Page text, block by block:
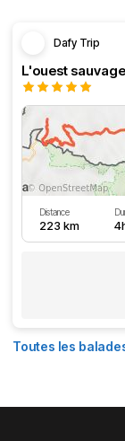
Dafy Trip
L'ouest sauvage
Distance
223 km
Toutes les